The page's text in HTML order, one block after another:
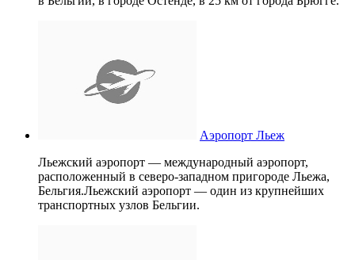
Аэропорт Льеж
Льежский аэропорт — международный аэропорт,
расположенный в северо-западном пригороде Льежа,
Бельгия.Льежский аэропорт — один из крупнейших
транспортных узлов Бельгии.